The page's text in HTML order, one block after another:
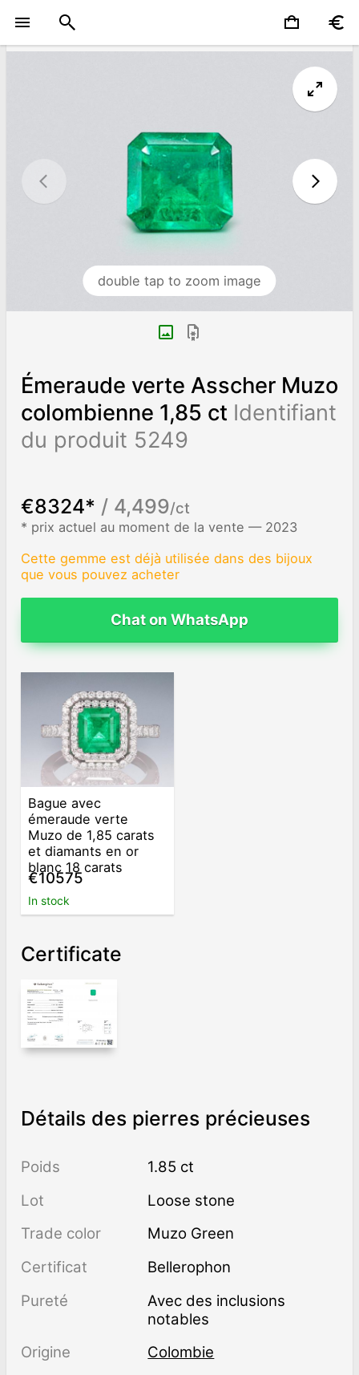
double tap to zoom image
Émeraude verte Asscher Muzo
colombienne 1,85 ct Identifiant
du produit 5249
€8324* / 4,499/ct
* prix actuel au moment de la vente — 2023
Cette gemme est déjà utilisée dans des bijoux
que vous pouvez acheter
Chat on WhatsApp
Bague avec
émeraude verte
Muzo de 1,85 carats
et diamants en or
blanc 18 carats
€10575
In stock
Certificate
Détails des pierres précieuses
Poids
1.85 ct
Lot
Loose stone
Trade color
Muzo Green
Certificat
Bellerophon
Pureté
avec des inclusions
notables
Origine
Colombie